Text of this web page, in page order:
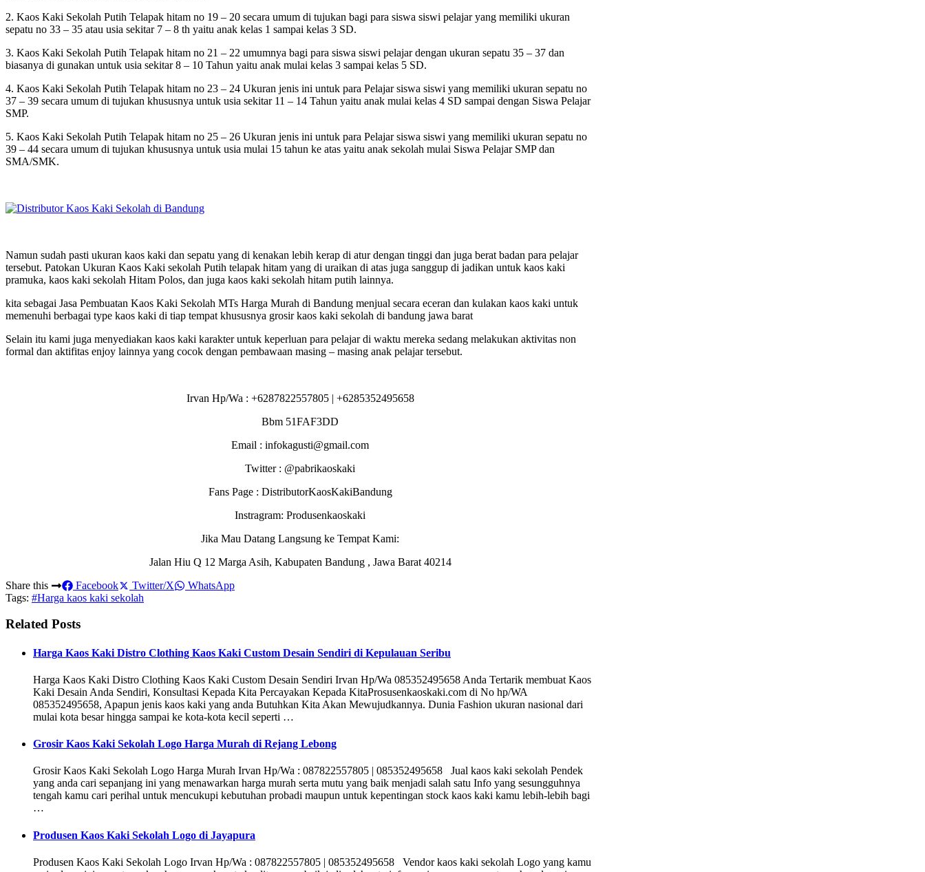
2. Kaos Kaki Sekolah Putih Telapak hitam no 19 – 20 secara umum di tujukan bagi para siswa siswi pelajar yang memiliki ukuran
sepatu no 33 – 35 atau usia sekitar 7 – 8 th yaitu anak kelas 1 sampai kelas 3 SD.
3. Kaos Kaki Sekolah Putih Telapak hitam no 21 – 22 umumnya bagi para siswa siswi pelajar dengan ukuran sepatu 35 – 37 dan
biasanya di gunakan untuk usia sekitar 8 – 10 Tahun yaitu anak mulai kelas 3 sampai kelas 5 SD.
4. Kaos Kaki Sekolah Putih Telapak hitam no 23 – 24 Ukuran jenis ini untuk para Pelajar siswa siswi yang memiliki ukuran sepatu no
37 – 39 secara umum di tujukan khususnya untuk usia sekitar 11 – 14 Tahun yaitu anak mulai kelas 4 SD sampai dengan Siswa Pelajar
SMP.
5. Kaos Kaki Sekolah Putih Telapak hitam no 25 – 26 Ukuran jenis ini untuk para Pelajar siswa siswi yang memiliki ukuran sepatu no
39 – 44 secara umum di tujukan khususnya untuk usia mulai 15 tahun ke atas yaitu anak sekolah mulai Siswa Pelajar SMP dan
SMA/SMK.
Namun sudah pasti ukuran kaos kaki dan sepatu yang di kenakan lebih kerap di atur dengan tinggi dan juga berat badan para pelajar
tersebut. Patokan Ukuran Kaos Kaki sekolah Putih telapak hitam yang di uraikan di atas juga sanggup di jadikan untuk kaos kaki
pramuka, kaos kaki sekolah Hitam Polos, dan juga kaos kaki sekolah hitam putih lainnya.
kita sebagai Jasa Pembuatan Kaos Kaki Sekolah MTs Harga Murah di Bandung menjual secara eceran dan kulakan kaos kaki untuk
memenuhi berbagai type kaos kaki di tiap tempat khususnya grosir kaos kaki sekolah di bandung jawa barat
Selain itu kami juga menyediakan kaos kaki karakter untuk keperluan para pelajar di waktu mereka sedang melakukan aktivitas non
formal dan aktifitas enjoy lainnya yang cocok dengan pembawaan masing – masing anak pelajar tersebut.
Irvan Hp/Wa : +6287822557805 | +6285352495658
Bbm 51FAF3DD
Email : infokagusti@gmail.com
Twitter : @pabrikaoskaki
Fans Page : DistributorKaosKakiBandung
Instragram: Produsenkaoskaki
Jika Mau Datang Langsung ke Tempat Kami:
Jalan Hiu Q 12 Marga Asih, Kabupaten Bandung , Jawa Barat 40214
Share this
Facebook Twitter/X
WhatsApp
Tags: #Harga kaos kaki sekolah
Related Posts
Harga Kaos Kaki Distro Clothing Kaos Kaki Custom Desain Sendiri di Kepulauan Seribu
Harga Kaos Kaki Distro Clothing Kaos Kaki Custom Desain Sendiri Irvan Hp/Wa 085352495658 Anda Tertarik membuat Kaos
Kaki Desain Anda Sendiri, Konsultasi Kepada Kita Percayakan Kepada KitaProsusenkaoskaki.com di No hp/WA
085352495658, Apapun jenis kaos kaki yang anda Butuhkan Kita Akan Mewujudkannya. Dunia Fashion ukuran nasional dari
mulai kota besar hingga sampai ke kota-kota kecil seperti …
Grosir Kaos Kaki Sekolah Logo Harga Murah di Rejang Lebong
Grosir Kaos Kaki Sekolah Logo Harga Murah Irvan Hp/Wa : 087822557805 | 085352495658 Jual kaos kaki sekolah Pendek
yang anda cari sepanjang ini yang menawarkan harga murah serta mutu yang baik menjadi salah satu Info yang sesungguhnya
tengah kamu cari perihal untuk mencukupi kebutuhan probadi maupun untuk kepentingan stock kaos kaki kamu lebih-lebih bagi
…
Produsen Kaos Kaki Sekolah Logo di Jayapura
Produsen Kaos Kaki Sekolah Logo Irvan Hp/Wa : 087822557805 | 085352495658 Vendor kaos kaki sekolah Logo yang kamu